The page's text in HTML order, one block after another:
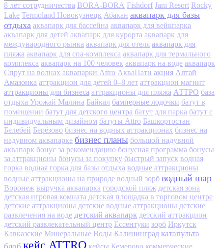
8 лет сотрудничества BORA-BORA Fishdorf Jani Resort Rocky
Lake Termoland Новокузнецк Абакан аквапарк для базы
отдыха аквапарк для бассейна аквапарк для вейкпарка
аквапарк для детей аквапарк для курорта аквапарк для
международного рынка аквапарк для отеля аквапарк для
пляжа аквапарк для спа-комплекса аквапарк для термального
комплекса аквапарк на 100 человек аквапарк на воде аквапарк
Спрут на волнах аквапарки Attro АкваПати акция Алтай
Амазонка аттракцион для детей 0–8 лет аттракцион магнит
аттракционы для бизнеса аттракционы для пляжа АТТРО база
отдыха Урожай Малина Байкал бамперные лодочки батут в
помещении батут для детского центра батут для парка батут с
индивидуальным дизайном батуты Attro Башкортостан
Белебей Берёзово бизнес на водных аттракционах бизнес на
надувном аквапарке бизнес планы большой надувной
аквапарк бонус за рекомендацию бонусная программа бонусы
за аттракционы бонусы за покупку быстрый запуск водная
горка водная горка для базы отдыха водные аттракционы
водные аттракционы на природе водный зорб водный шар
Воронеж выручка аквапарка городской пляж детская зона
детская игровая комната детская площадка в торговом центре
детские аттракционы детские водные аттракционы детские
развлечения на воде детский аквапарк детский аттракцион
детский развлекательный центр Ессентуки зорб Иркутск
Кавказские Минеральные Воды Калининград катапульта
кейс ATTRO Кемерово коммерческие